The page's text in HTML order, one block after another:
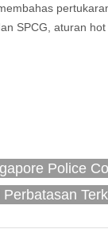
SPCG, aturan
Police